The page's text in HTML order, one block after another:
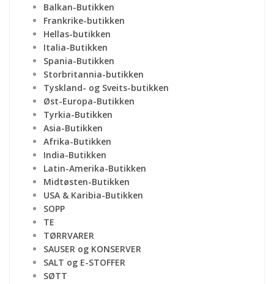
Balkan-Butikken
Frankrike-butikken
Hellas-butikken
Italia-Butikken
Spania-Butikken
Storbritannia-butikken
Tyskland- og Sveits-butikken
Øst-Europa-Butikken
Tyrkia-Butikken
Asia-Butikken
Afrika-Butikken
India-Butikken
Latin-Amerika-Butikken
Midtøsten-Butikken
USA & Karibia-Butikken
SOPP
TE
TØRRVARER
SAUSER og KONSERVER
SALT og E-STOFFER
SØTT